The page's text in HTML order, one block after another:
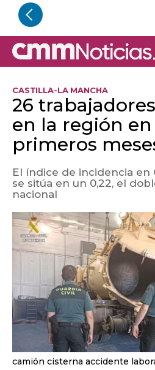
CASTILLA-LA MANCHA
26
en la región en
primeros
El índice de incidencia en
se sitúa en un 0,22, el
nacional
camión cisterna accidente